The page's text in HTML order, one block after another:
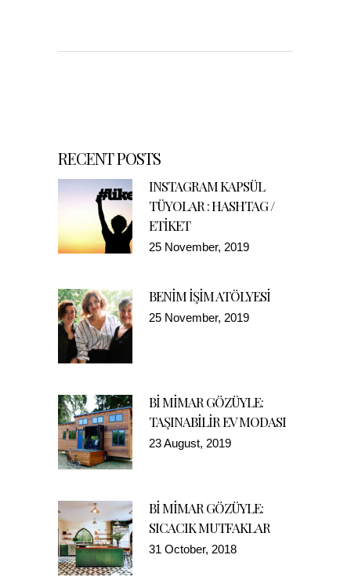
RECENT POSTS
INSTAGRAM KAPSÜL
TÜYOLAR : HASHTAG /
ETİKET
25 November, 2019
BENİM İŞİM ATÖLYESİ
25 November, 2019
Bİ MİMAR GÖZÜYLE:
TAŞINABİLİR EV MODASI
23 August, 2019
Bİ MİMAR GÖZÜYLE:
SICACIK MUTFAKLAR
31 October, 2018